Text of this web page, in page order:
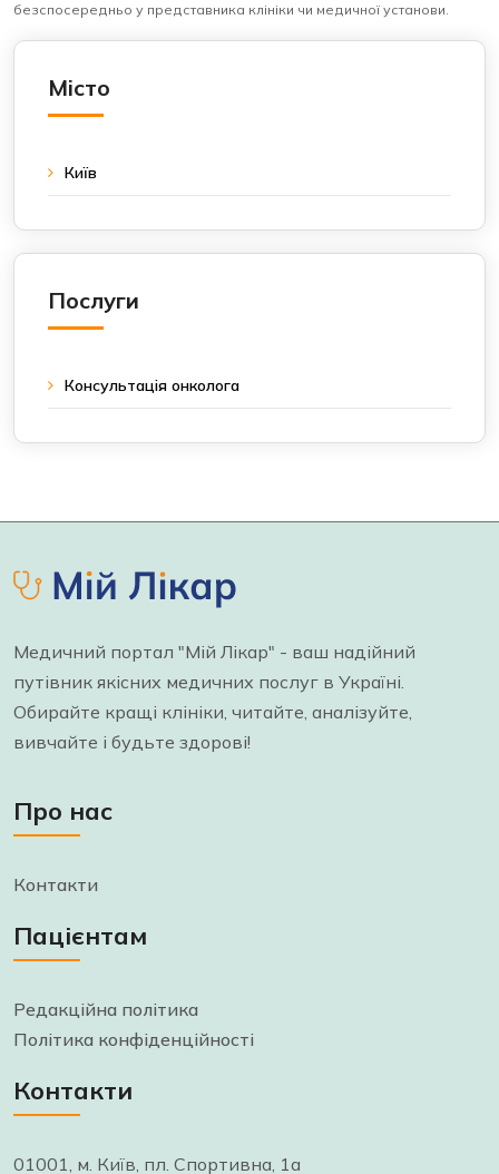
безспосередньо у представника клініки чи медичної установи.
Місто
Київ
Послуги
Консультація онколога
Медичний портал "Мій Лікар" - ваш надійний
путівник якісних медичних послуг в Україні.
Обирайте кращі клініки, читайте, аналізуйте,
вивчайте і будьте здорові!
Про нас
Контакти
Пацієнтам
Редакційна політика
Політика конфіденційності
Контакти
01001, м. Київ, пл. Спортивна, 1а